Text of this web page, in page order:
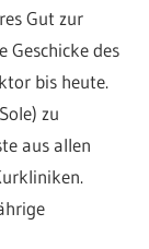
Gut zur
Geschicke des
bis heute.
zu
aus allen